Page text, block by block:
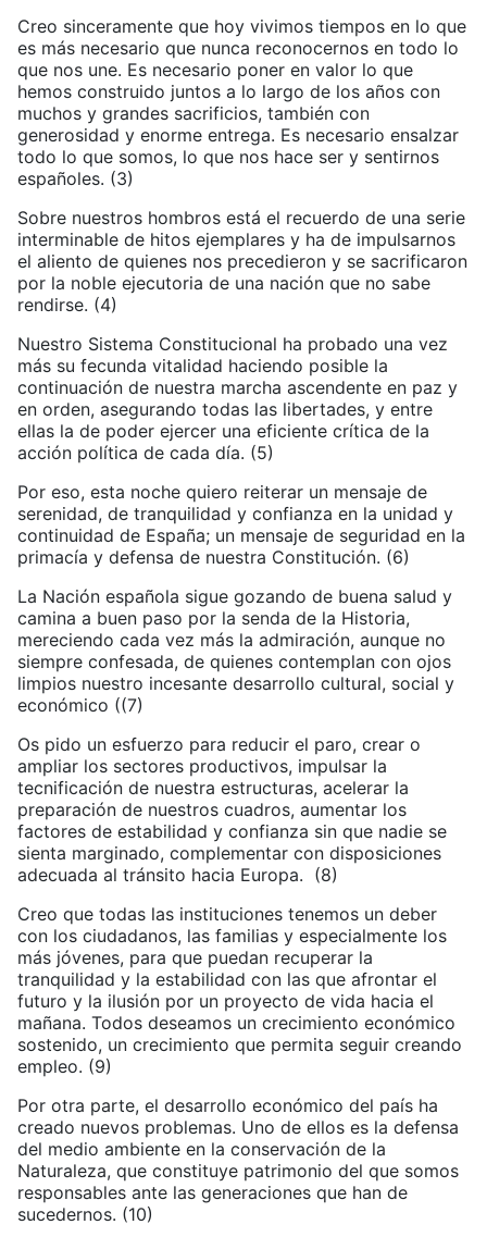
Creo sinceramente que hoy vivimos tiempos en lo que
es más necesario que nunca reconocernos en todo lo
que nos une. Es necesario poner en valor lo que
hemos construido juntos a lo largo de los años con
muchos y grandes sacrificios, también con
generosidad y enorme entrega. Es necesario ensalzar
todo lo que somos, lo que nos hace ser y sentirnos
españoles. (3)
Sobre nuestros hombros está el recuerdo de una serie
interminable de hitos ejemplares y ha de impulsarnos
el aliento de quienes nos precedieron y se sacrificaron
por la noble ejecutoria de una nación que no sabe
rendirse. (4)
Nuestro Sistema Constitucional ha probado una vez
más su fecunda vitalidad haciendo posible la
continuación de nuestra marcha ascendente en paz y
en orden, asegurando todas las libertades, y entre
ellas la de poder ejercer una eficiente crítica de la
acción política de cada día. (5)
Por eso, esta noche quiero reiterar un mensaje de
serenidad, de tranquilidad y confianza en la unidad y
continuidad de España; un mensaje de seguridad en la
primacía y defensa de nuestra Constitución. (6)
La Nación española sigue gozando de buena salud y
camina a buen paso por la senda de la Historia,
mereciendo cada vez más la admiración, aunque no
siempre confesada, de quienes contemplan con ojos
limpios nuestro incesante desarrollo cultural, social y
económico ((7)
Os pido un esfuerzo para reducir el paro, crear o
ampliar los sectores productivos, impulsar la
tecnificación de nuestra estructuras, acelerar la
preparación de nuestros cuadros, aumentar los
factores de estabilidad y confianza sin que nadie se
sienta marginado, complementar con disposiciones
adecuada al tránsito hacia Europa. (8)
Creo que todas las instituciones tenemos un deber
con los ciudadanos, las familias y especialmente los
más jóvenes, para que puedan recuperar la
tranquilidad y la estabilidad con las que afrontar el
futuro y la ilusión por un proyecto de vida hacia el
mañana. Todos deseamos un crecimiento económico
sostenido, un crecimiento que permita seguir creando
empleo. (9)
Por otra parte, el desarrollo económico del país ha
creado nuevos problemas. Uno de ellos es la defensa
del medio ambiente en la conservación de la
Naturaleza, que constituye patrimonio del que somos
responsables ante las generaciones que han de
sucedernos. (10)